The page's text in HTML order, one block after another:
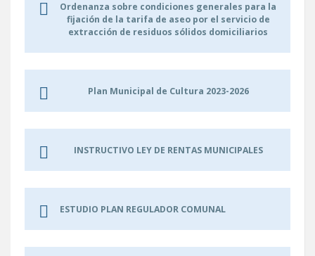
Ordenanza sobre condiciones generales para la
fijación de la tarifa de aseo por el servicio de
extracción de residuos sólidos domiciliarios
Plan Municipal de Cultura 2023-2026
INSTRUCTIVO LEY DE RENTAS MUNICIPALES
ESTUDIO PLAN REGULADOR COMUNAL